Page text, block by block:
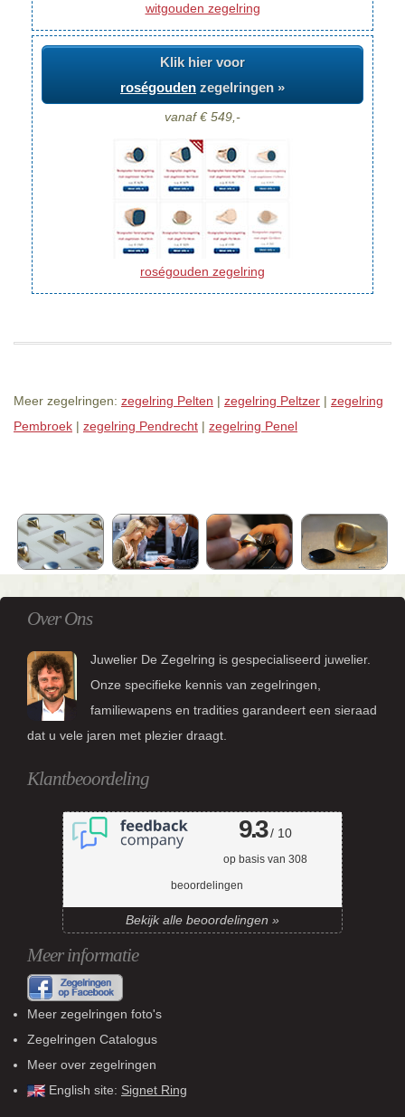
witgouden zegelring
Klik hier voor
roségouden zegelringen »
vanaf € 549,-
roségouden zegelring
Meer zegelringen: zegelring Pelten | zegelring Peltzer | zegelring
Pembroek | zegelring Pendrecht | zegelring Penel
Over Ons
Juwelier De Zegelring is gespecialiseerd juwelier.
Onze specifieke kennis van zegelringen,
familiewapens en tradities garandeert een sieraad
dat u vele jaren met plezier draagt.
Klantbeoordeling
9.3/ 10
op basis van 308
beoordelingen
Bekijk alle beoordelingen »
Meer informatie
Meer zegelringen foto's
Zegelringen Catalogus
Meer over zegelringen
English site: Signet Ring